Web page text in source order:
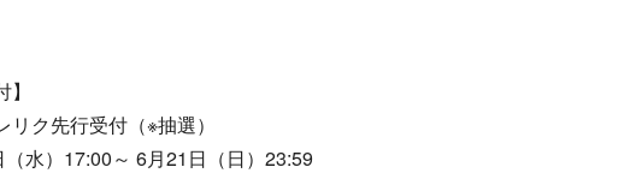
ク先行受付（※抽選）
水）17:00～ 6月21日（日）23:59